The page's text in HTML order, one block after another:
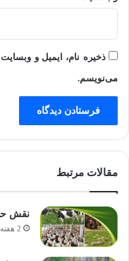
ذخیره نام، ایمیل و
می‌نویسم.
مقالات مرتبط
نقش
2 هفته پیش